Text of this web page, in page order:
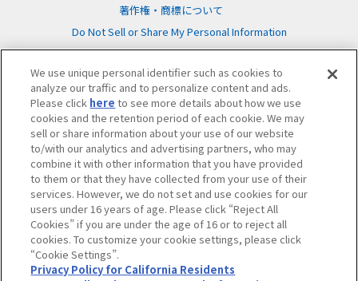
著作権・商標について
Do Not Sell or Share My Personal Information
©BANDAI
We use unique personal identifier such as cookies to
analyze our traffic and to personalize content and ads.
Please click here to see more details about how we use
cookies and the retention period of each cookie. We may
sell or share information about your use of our website
to/with our analytics and advertising partners, who may
combine it with other information that you have provided
to them or that they have collected from your use of their
services. However, we do not set and use cookies for our
users under 16 years of age. Please click “Reject All
Cookies” if you are under the age of 16 or to reject all
cookies. To customize your cookie settings, please click
“Cookie Settings”.
Privacy Policy for California Residents